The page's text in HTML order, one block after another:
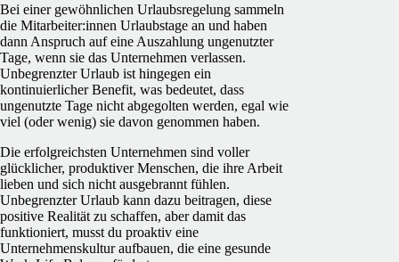
Bei einer gewöhnlichen Urlaubsregelung sammeln
die Mitarbeiter:innen Urlaubstage an und haben
dann Anspruch auf eine Auszahlung ungenutzter
Tage, wenn sie das Unternehmen verlassen.
Unbegrenzter Urlaub ist hingegen ein
kontinuierlicher Benefit, was bedeutet, dass
ungenutzte Tage nicht abgegolten werden, egal wie
viel (oder wenig) sie davon genommen haben.
Die erfolgreichsten Unternehmen sind voller
glücklicher, produktiver Menschen, die ihre Arbeit
lieben und sich nicht ausgebrannt fühlen.
Unbegrenzter Urlaub kann dazu beitragen, diese
positive Realität zu schaffen, aber damit das
funktioniert, musst du proaktiv eine
Unternehmenskultur aufbauen, die eine gesunde